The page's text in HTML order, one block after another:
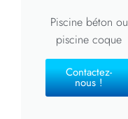
Piscine béton ou
piscine coque
Contactez-
nous !